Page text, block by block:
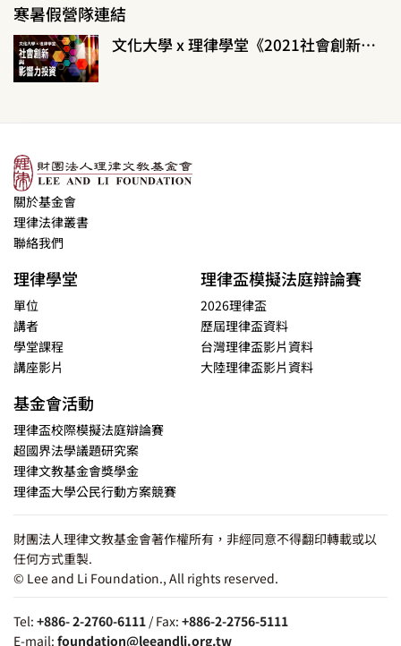
寒暑假營隊連結
文化大學 x 理律學堂《2021社會創新與影響力投資寒假營隊》
關於基金會
理律法律叢書
聯絡我們
理律學堂
單位
講者
學堂課程
講座影片
理律盃模擬法庭辯論賽
2026理律盃
歷屆理律盃資料
台灣理律盃影片資料
大陸理律盃影片資料
基金會活動
理律盃校際模擬法庭辯論賽
超國界法學議題研究案
理律文教基金會獎學金
理律盃大學公民行動方案競賽
財團法人理律文教基金會著作權所有，非經同意不得翻印轉載或以
任何方式重製.
© Lee and Li Foundation., All rights reserved.
Tel: +886- 2-2760-6111 / Fax: +886-2-2756-5111
E-mail: foundation@leeandli.org.tw